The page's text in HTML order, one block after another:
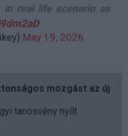
real life scenario as
May 19, 2026
mozgást az új
tanösvény nyílt